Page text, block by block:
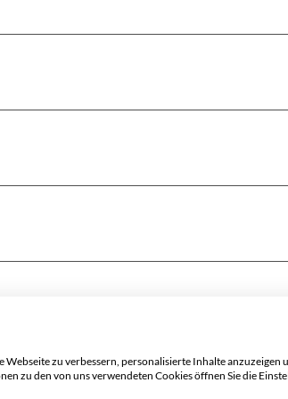
zu verbessern, personalisierte Inhalte anzuzeigen
zu den von uns verwendeten Cookies öffnen Sie die